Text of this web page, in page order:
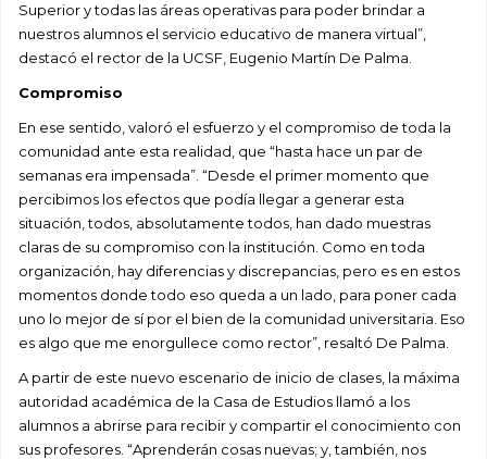
Superior y todas las áreas operativas para poder brindar a
nuestros alumnos el servicio educativo de manera virtual”,
destacó el rector de la UCSF, Eugenio Martín De Palma.
Compromiso
En ese sentido, valoró el esfuerzo y el compromiso de toda la
comunidad ante esta realidad, que “hasta hace un par de
semanas era impensada”. “Desde el primer momento que
percibimos los efectos que podía llegar a generar esta
situación, todos, absolutamente todos, han dado muestras
claras de su compromiso con la institución. Como en toda
organización, hay diferencias y discrepancias, pero es en estos
momentos donde todo eso queda a un lado, para poner cada
uno lo mejor de sí por el bien de la comunidad universitaria. Eso
es algo que me enorgullece como rector”, resaltó De Palma.
A partir de este nuevo escenario de inicio de clases, la máxima
autoridad académica de la Casa de Estudios llamó a los
alumnos a abrirse para recibir y compartir el conocimiento con
sus profesores. “Aprenderán cosas nuevas; y, también, nos